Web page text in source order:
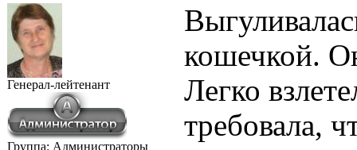
Генерал-лейтенант
Группа: Администраторы
кошечкой.
Легко
требовала,